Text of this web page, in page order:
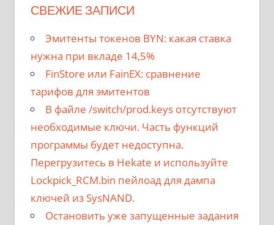
СВЕЖИЕ ЗАПИСИ
Эмитенты токенов BYN: какая ставка
нужна при вкладе 14,5%
FinStore или FainEX: сравнение
тарифов для эмитентов
В файле /switch/prod.keys отсутствуют
необходимые ключи. Часть функций
программы будет недоступна.
Перегрузитесь в Hekate и используйте
Lockpick_RCM.bin пейлоад для дампа
ключей из SysNAND.
Остановить уже запущенные задания